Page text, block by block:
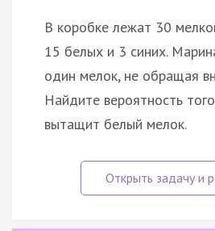
В коробке лежат 30
15 белых и 3 синих.
один мелок, не обращая
Найдите вероятность
вытащит белый мелок.